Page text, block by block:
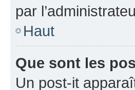
par
Haut
Que sont les
Un post-it